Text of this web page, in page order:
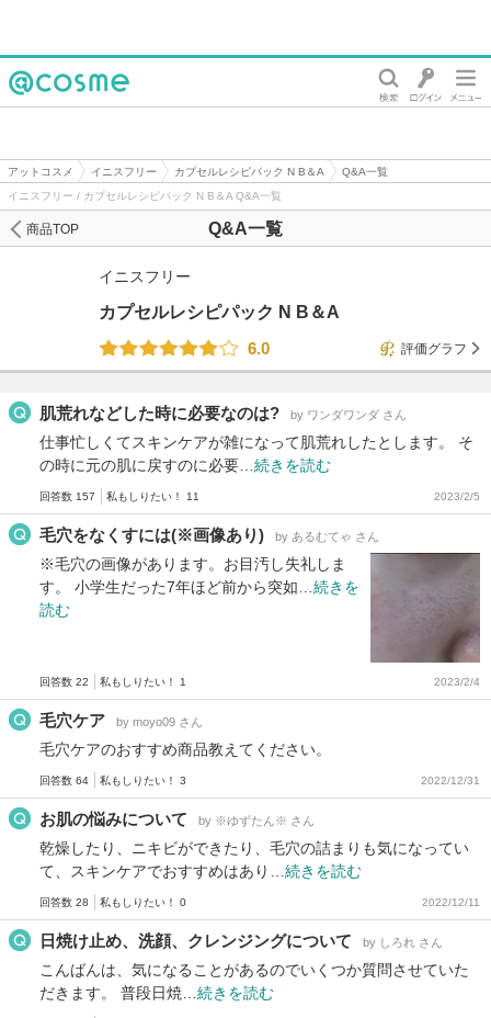
アットコスメ イニスフリー カプセルレシピパック N B＆A
Q&A一覧
イニスフリー / カプセルレシピパック N B＆A Q&A一覧
Q&A一覧
商品TOP
イニスフリー
カプセルレシピパック N B＆A
6.0
評価グラフ
肌荒れなどした時に必要なのは? by ワンダワンダ さん
仕事忙しくてスキンケアが雑になって肌荒れしたとします。 そ
の時に元の肌に戻すのに必要… 続きを読む
回答数 157 私もしりたい！ 11 2023/2/5
毛穴をなくすには(※画像あり) by あるむてゃ さん
※毛穴の画像があります。お目汚し失礼しま
す。 小学生だった7年ほど前から突如… 続きを
読む
回答数 22 私もしりたい！ 1 2023/2/4
毛穴ケア by moyo09 さん
毛穴ケアのおすすめ商品教えてください。
回答数 64 私もしりたい！ 3 2022/12/31
お肌の悩みについて by ※ゆずたん※ さん
乾燥したり、ニキビができたり、毛穴の詰まりも気になってい
て、スキンケアでおすすめはあり… 続きを読む
回答数 28 私もしりたい！ 0 2022/12/11
日焼け止め、洗顔、クレンジングについて by しろれ さん
こんばんは、気になることがあるのでいくつか質問させていた
だきます。 普段日焼… 続きを読む